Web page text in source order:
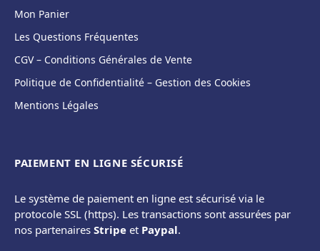
Mon Panier
Les Questions Fréquentes
CGV – Conditions Générales de Vente
Politique de Confidentialité – Gestion des Cookies
Mentions Légales
PAIEMENT EN LIGNE SÉCURISÉ
Le système de paiement en ligne est sécurisé via le
protocole SSL (https). Les transactions sont assurées par
nos partenaires Stripe et Paypal.